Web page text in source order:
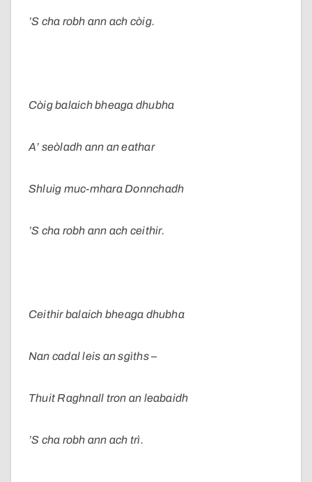
’S cha robh ann ach còig.
Còig balaich bheaga dhubha
A’ seòladh ann an eathar
Shluig muc-mhara Donnchadh
’S cha robh ann ach ceithir.
Ceithir balaich bheaga dhubha
Nan cadal leis an sgìths –
Thuit Raghnall tron an leabaidh
’S cha robh ann ach trì.